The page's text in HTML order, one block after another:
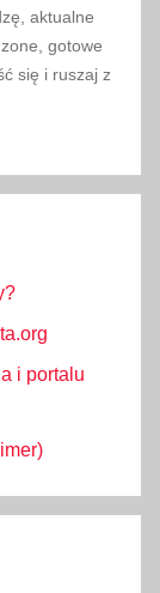
aktualne
gotowe
się i ruszaj z
i portalu